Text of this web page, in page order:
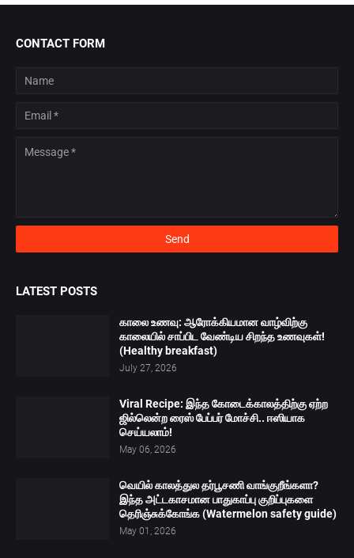
CONTACT FORM
LATEST POSTS
காலை உணவு: ஆரோக்கியமான வாழ்விற்கு
காலையில் சாப்பிட வேண்டிய சிறந்த உணவுகள்!
(Healthy breakfast)
July 27, 2026
Viral Recipe: இந்த கோடைக்காலத்திற்கு ஏற்ற
ஜில்லென்ற ரைஸ் பேப்பர் மோச்சி.. ஈஸியாக
செய்யலாம்!
May 06, 2026
வெயில் காலத்துல தர்பூசணி வாங்குறீங்களா?
இந்த அட்டகாசமான பாதுகாப்பு குறிப்புகளை
தெரிஞ்சுக்கோங்க (Watermelon safety guide)
May 01, 2026